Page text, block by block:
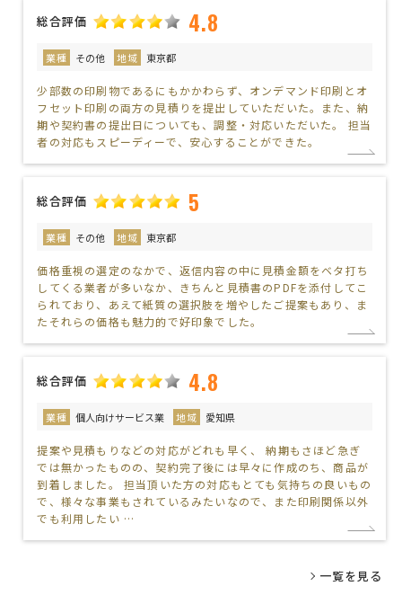
総合評価 4.8
業種 その他 地域 東京都
少部数の印刷物であるにもかかわらず、オンデマンド印刷とオ
フセット印刷の両方の見積りを提出していただいた。また、納
期や契約書の提出日についても、調整・対応いただいた。 担当
者の対応もスピーディーで、安心することができた。
総合評価 5
業種 その他 地域 東京都
価格重視の選定のなかで、返信内容の中に見積金額をベタ打ち
してくる業者が多いなか、きちんと見積書のPDFを添付してこ
られており、あえて紙質の選択肢を増やしたご提案もあり、ま
たそれらの価格も魅力的で好印象でした。
総合評価 4.8
業種 個人向けサービス業 地域 愛知県
提案や見積もりなどの対応がどれも早く、 納期もさほど急ぎ
では無かったものの、契約完了後には早々に作成のち、商品が
到着しました。 担当頂いた方の対応もとても気持ちの良いもの
で、様々な事業もされているみたいなので、また印刷関係以外
でも利用したい …
一覧を見る